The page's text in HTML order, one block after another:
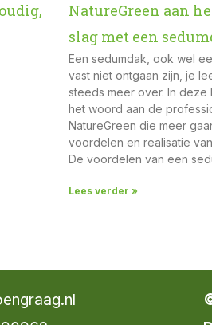
NatureGreen aan
slag met een
Een sedumdak, ook wel
vast niet ontgaan zijn, je
steeds meer over. In
het woord aan de
NatureGreen die meer
voordelen en realisatie
De voordelen van een
Lees verder »